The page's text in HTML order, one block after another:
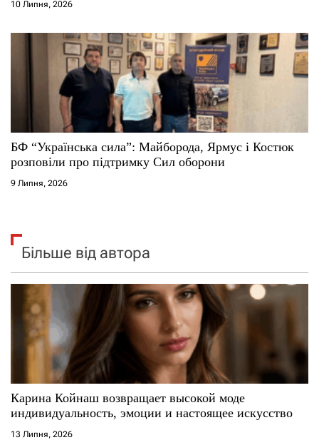
10 Липня, 2026
БФ “Українська сила”: Майборода, Ярмус і Костюк
розповіли про підтримку Сил оборони
9 Липня, 2026
Більше від автора
Карина Койнаш возвращает высокой моде
индивидуальность, эмоции и настоящее искусство
13 Липня, 2026